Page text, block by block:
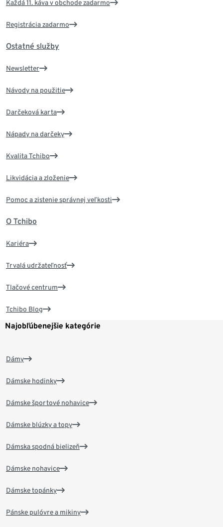
Každá 11. káva v obchode zadarmo
Registrácia zadarmo
Ostatné služby
Newsletter
Návody na použitie
Darčeková karta
Nápady na darčeky
Kvalita Tchibo
Likvidácia a zloženie
Pomoc a zistenie správnej veľkosti
O Tchibo
Kariéra
Trvalá udržateľnosť
Tlačové centrum
Tchibo Blog
Najobľúbenejšie kategórie
Dámy
Dámske hodinky
Dámske športové nohavice
Dámske blúzky a topy
Dámska spodná bielizeň
Dámske nohavice
Dámske topánky
Pánske pulóvre a mikiny